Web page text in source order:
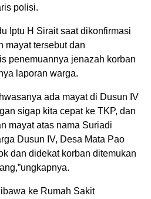
polisi.
Iptu H Sirait saat dikonfirmasi
mayat tersebut dan
penemuannya jenazah korban
laporan warga.
ada mayat di Dusun IV
sigap kita cepat ke TKP, dan
mayat atas nama Suriadi
Dusun IV, Desa Mata Pao
dan didekat korban ditemukan
ke Rumah Sakit